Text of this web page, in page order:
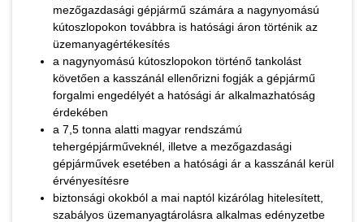
mezőgazdasági gépjármű számára a nagynyomású
kútoszlopokon továbbra is hatósági áron történik az
üzemanyagértékesítés
a nagynyomású kútoszlopokon történő tankolást
követően a kasszánál ellenőrizni fogják a gépjármű
forgalmi engedélyét a hatósági ár alkalmazhatóság
érdekében
a 7,5 tonna alatti magyar rendszámú
tehergépjárműveknél, illetve a mezőgazdasági
gépjárművek esetében a hatósági ár a kasszánál kerül
érvényesítésre
biztonsági okokból a mai naptól kizárólag hitelesített,
szabályos üzemanyagtárolásra alkalmas edényzetbe